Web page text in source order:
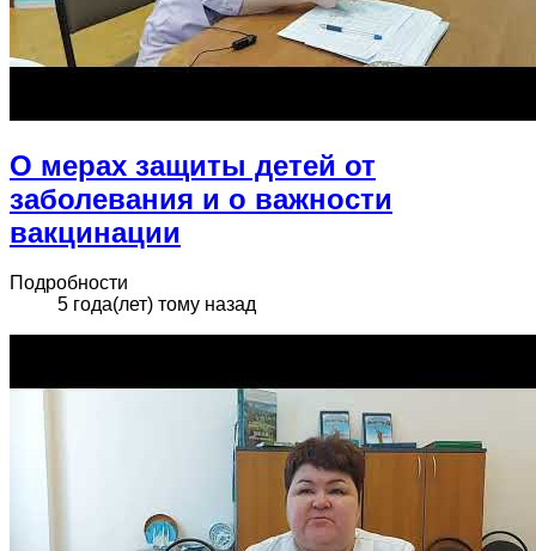
О мерах защиты детей от
заболевания и о важности
вакцинации
Подробности
5 года(лет) тому назад